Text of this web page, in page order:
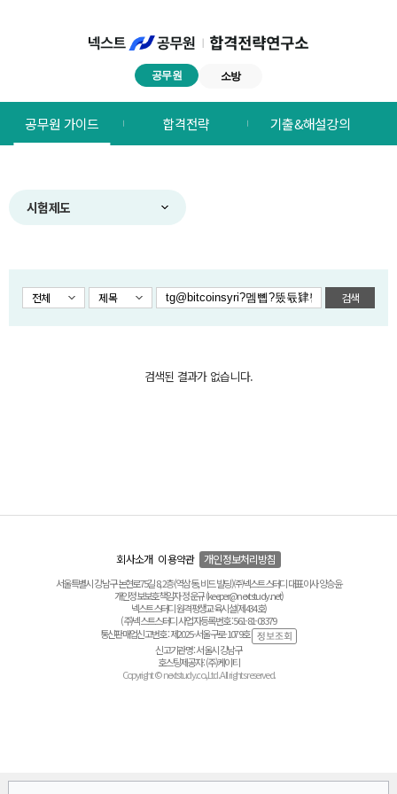
공무원 소방
합격전략연구소
메뉴
공무원 가이드 합격전략 기출&해설강의
시험제도
전체 제목 검색
검색된 결과가 없습니다.
회사소개 이용약관 개인정보처리방침
서울특별시 강남구 논현로75길 8, 2층(역삼동, 비드 빌딩) ㈜넥스트스터디 대표이사 양승윤
개인정보보호책임자 정운규 (keeper@nextstudy.net)
넥스트스터디 원격평생교육시설(제434호)
(주)넥스트스터디 사업자등록번호 : 561-81-03379
통신판매업신고번호 : 제2025-서울구로-1079호
신고기관명 : 서울시 강남구
호스팅제공자 : (주)케이티
Copyright © nextstudy.co.,Ltd. All rights reserved.